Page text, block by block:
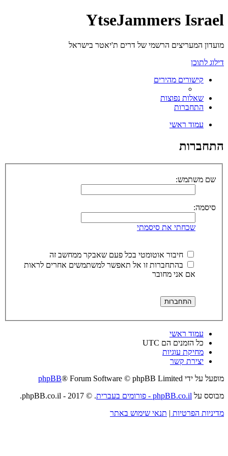
YtseJammers Israel
מועדון המעריצים הרשמי של דרים ת'יאטר בישראל
דילוג לתוכן
קישורים מהירים
שאלות נפוצות
התחברות
עמוד ראשי
התחברות
שם משתמש:
סיסמה:
שכחתי את סיסמתי
חיבור אוטומטי בכל פעם שאבקר ממחשב זה
בהתחברות זו אל תאפשר למשתמשים אחרים לראות
אם אני מחובר
עמוד ראשי
כל הזמנים הם UTC
מחיקת עוגיות
יצירת קשר
מופעל על ידי
phpBB® Forum Software © phpBB Limited
מבוסס על phpBB.co.il - פורומים בעברית
. © 2017 - phpBB.co.il.
מדיניות הפרטיות | תנאי שימוש באתר